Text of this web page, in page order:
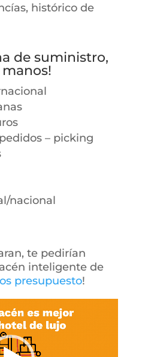
histórico de
de suministro,
– picking
nacional
te pedirían
inteligente de
presupuesto!